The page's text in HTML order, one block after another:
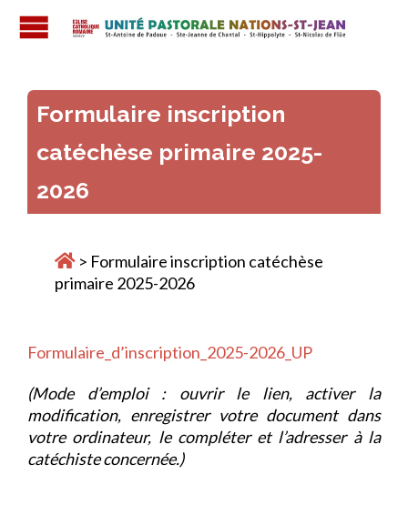
Formulaire inscription
catéchèse primaire 2025-
2026
> Formulaire inscription catéchèse
primaire 2025-2026
Formulaire_d’inscription_2025-2026_UP
(Mode d’emploi : ouvrir le lien, activer la
modification, enregistrer votre document dans
votre ordinateur, le compléter et l’adresser à la
catéchiste concernée.)